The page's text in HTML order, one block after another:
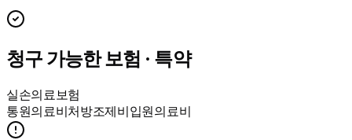
청구 가능한 보험 · 특약
실손의료보험
통원의료비 처방조제비 입원의료비